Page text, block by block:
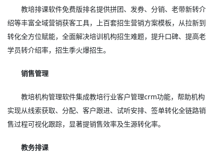
教培排课软件免费版排名提供拼团、发券、分销、老带新转介
绍等丰富全域营销获客工具，上百套招生营销方案模板，从拉新到
转化全方位赋能，全面解决培训机构招生难题，提升口碑、提高老
学员转介绍率，招生季火爆招生。
销售管理
教培机构管理软件集成教培行业客户管理crm功能，帮助机构
实现从线索获取、分配、客户跟进、试听安排、签单转化全链路销
售过程可视化跟踪，显著提销售效率及生源转化率。
教务排课